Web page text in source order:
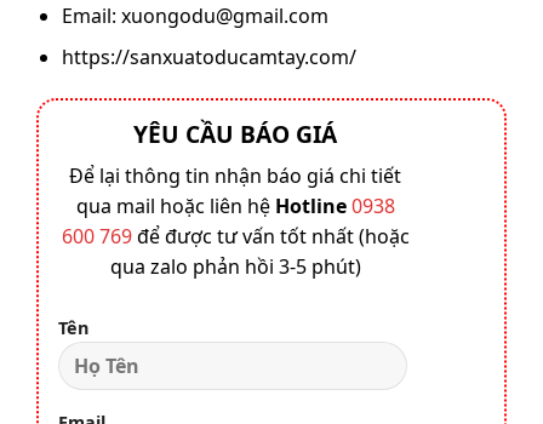
Email: xuongodu@gmail.com
https://sanxuatoducamtay.com/
YÊU CẦU BÁO GIÁ
Để lại thông tin nhận báo giá chi tiết
qua mail hoặc liên hệ Hotline 0938
600 769để được tư vấn tốt nhất (hoặc
qua zalo phản hồi 3-5 phút)
Tên